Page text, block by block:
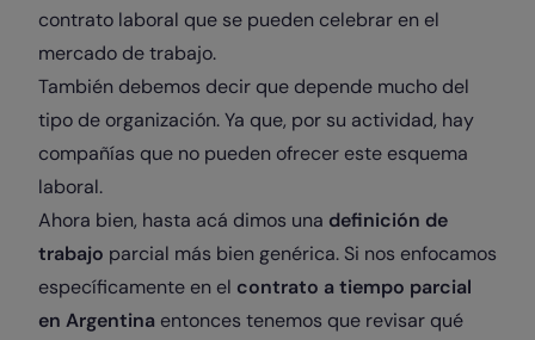
contrato laboral que se pueden celebrar en el
mercado de trabajo.
También debemos decir que depende mucho del
tipo de organización. Ya que, por su actividad, hay
compañías que no pueden ofrecer este esquema
laboral.
Ahora bien, hasta acá dimos una definición de
trabajo parcial más bien genérica. Si nos enfocamos
específicamente en el contrato a tiempo parcial
en Argentina entonces tenemos que revisar qué